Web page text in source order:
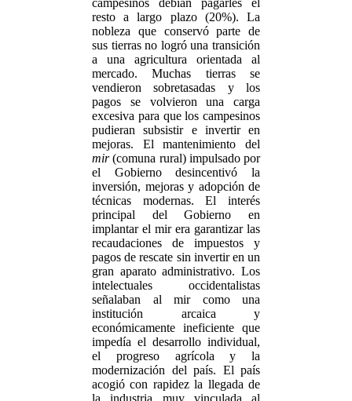
campesinos debían pagarles el
resto a largo plazo (20%). La
nobleza que conservó parte de
sus tierras no logró una transición
a una agricultura orientada al
mercado. Muchas tierras se
vendieron sobretasadas y los
pagos se volvieron una carga
excesiva para que los campesinos
pudieran subsistir e invertir en
mejoras. El mantenimiento del
mir(comuna rural) impulsado por
el Gobierno desincentivó la
inversión, mejoras y adopción de
técnicas modernas. El interés
principal del Gobierno en
implantar el mir era garantizar las
recaudaciones de impuestos y
pagos de rescate sin invertir en un
gran aparato administrativo. Los
intelectuales occidentalistas
señalaban al mir como una
institución arcaica y
económicamente ineficiente que
impedía el desarrollo individual,
el progreso agrícola y la
modernización del país. El país
acogió con rapidez la llegada de
la industria muy vinculada al